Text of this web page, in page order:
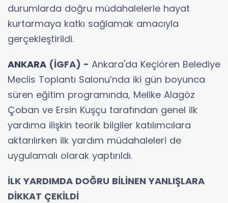
durumlarda doğru müdahalelerle hayat
kurtarmaya katkı sağlamak amacıyla
gerçekleştirildi.
ANKARA (İGFA) - Ankara'da Keçiören Belediye
Meclis Toplantı Salonu’nda iki gün boyunca
süren eğitim programında, Melike Alagöz
Çoban ve Ersin Kuşçu tarafından genel ilk
yardıma ilişkin teorik bilgiler katılımcılara
aktarılırken ilk yardım müdahaleleri de
uygulamalı olarak yaptırıldı.
İLK YARDIMDA DOĞRU BİLİNEN YANLIŞLARA
DİKKAT ÇEKİLDİ